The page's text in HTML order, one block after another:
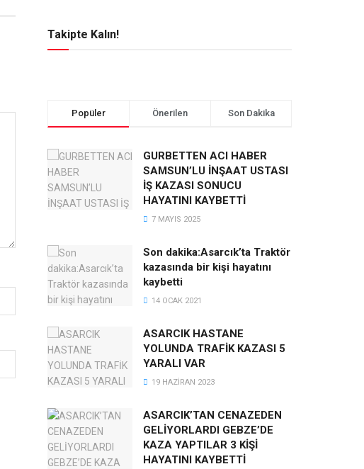
Takipte Kalın!
Popüler Önerilen Son Dakika
GURBETTEN ACI HABER
SAMSUN’LU İNŞAAT USTASI
İŞ KAZASI SONUCU
HAYATINI KAYBETTİ
7 MAYIS 2025
Son dakika:Asarcık’ta Traktör
kazasında bir kişi hayatını
kaybetti
14 OCAK 2021
ASARCIK HASTANE
YOLUNDA TRAFİK KAZASI 5
YARALI VAR
19 HAZIRAN 2023
ASARCIK’TAN CENAZEDEN
GELİYORLARDI GEBZE’DE
KAZA YAPTILAR 3 KİŞİ
HAYATINI KAYBETTİ